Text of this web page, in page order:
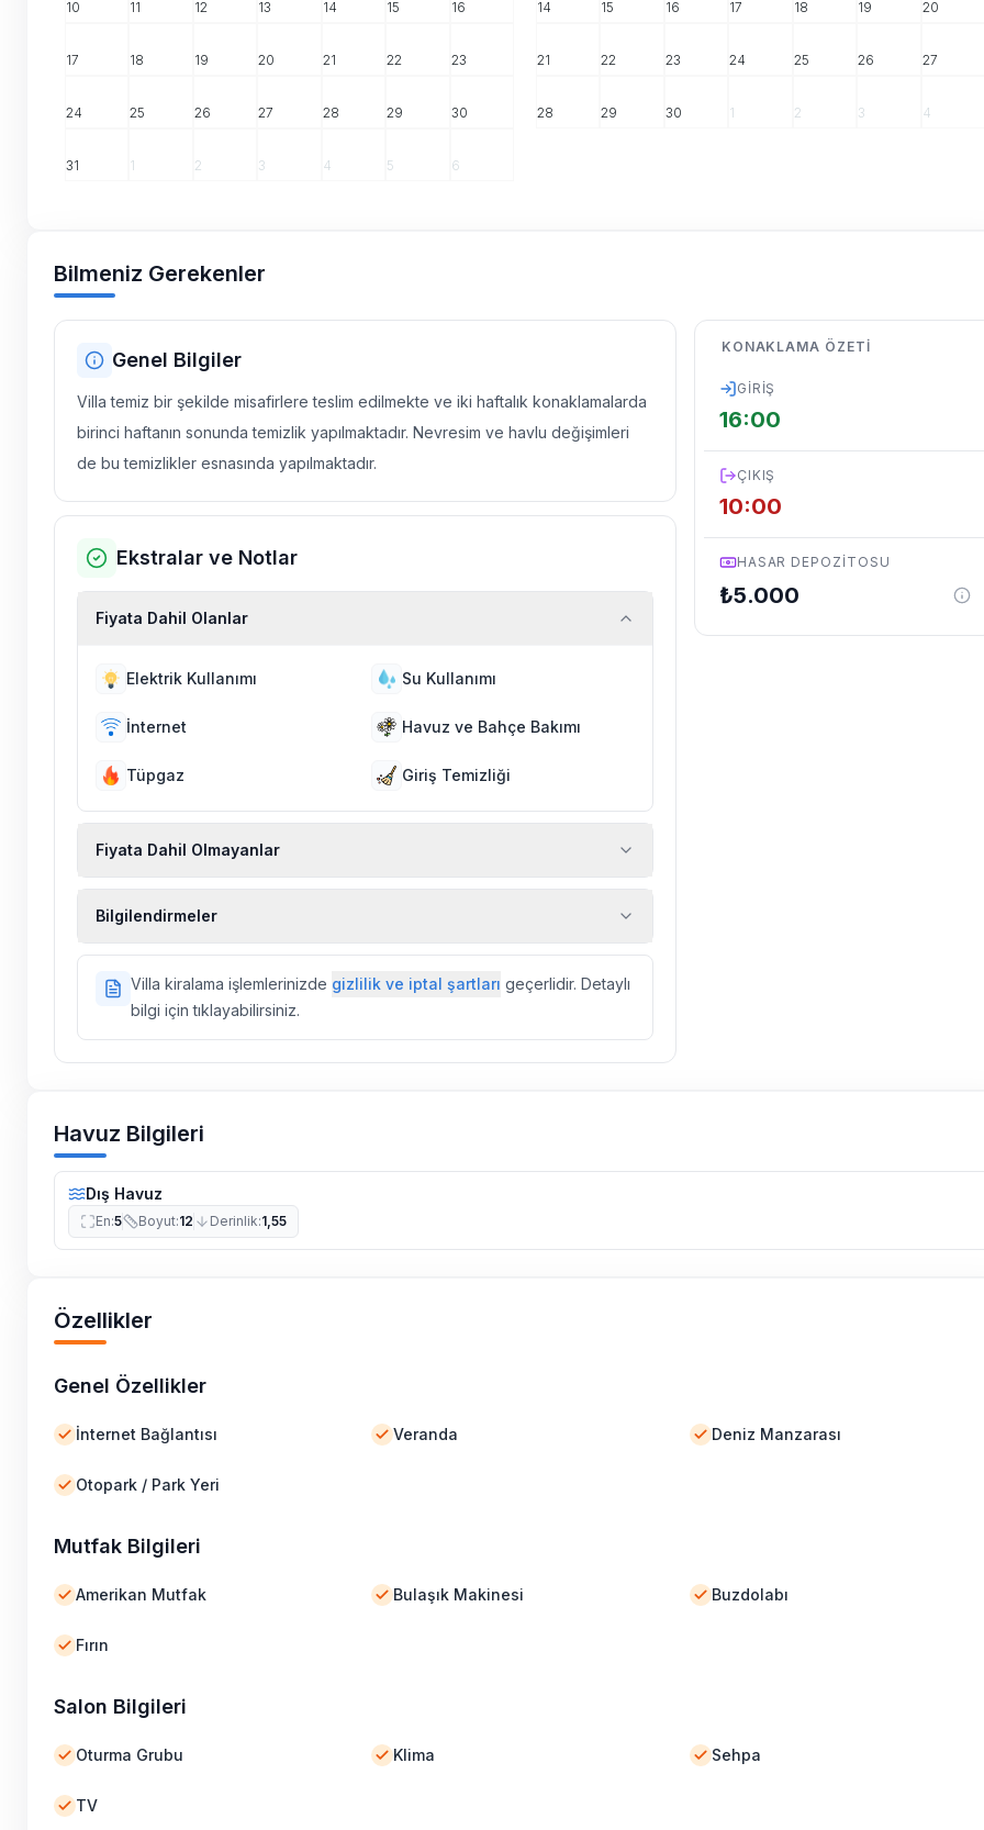
10 11 12 13 14 15 16
17 18 19 20 21 22 23
24 25 26 27 28 29 30
31 1 2 3 4 5 6
14 15 16 17 18 19 20
21 22 23 24 25 26 27
28 29 30 1 2 3 4
Bilmeniz Gerekenler
Genel Bilgiler
Villa temiz bir şekilde misafirlere teslim edilmekte ve iki haftalık konaklamalarda
birinci haftanın sonunda temizlik yapılmaktadır. Nevresim ve havlu değişimleri
de bu temizlikler esnasında yapılmaktadır.
Ekstralar ve Notlar
Fiyata Dahil Olanlar
Elektrik Kullanımı Su Kullanımı
İnternet Havuz ve Bahçe Bakımı
Tüpgaz Giriş Temizliği
Fiyata Dahil Olmayanlar
Bilgilendirmeler
ilaçlama yapılmaktadır. Buna rağmen çevrede kelebek, böcek, sinek
vs. bulunma ihtimali vardır.
Villalarımızın bulunmuş olduğu bölgelerde dönemsel olarak altyapı
Villa kiralama işlemlerinizde gizlilik ve iptal şartları geçerlidir. Detaylı
bilgi için tıklayabilirsiniz.
KONAKLAMA ÖZETI
GIRIŞ
16:00
ÇIKIŞ
10:00
HASAR DEPOZITOSU
₺5.000
Havuz Bilgileri
Dış Havuz
En:5 Boyut:12 Derinlik:1,55
Özellikler
Genel Özellikler
İnternet Bağlantısı Veranda Deniz Manzarası
Otopark / Park Yeri
Mutfak Bilgileri
Amerikan Mutfak Bulaşık Makinesi Buzdolabı
Fırın
Salon Bilgileri
Oturma Grubu Klima Sehpa
TV